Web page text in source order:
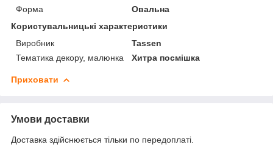
Форма
Овальна
Користувальницькі характеристики
Виробник
Tassen
Тематика декору, малюнка
Хитра посмішка
Приховати
Умови доставки
Доставка здійснюється тільки по передоплаті.